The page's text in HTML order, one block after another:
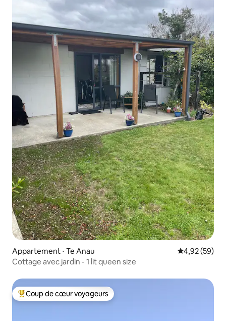
Appartement ⋅ Te Anau Évaluation
4,92 (59)
Cottage avec jardin - 1 lit queen size
Coups de cœur voyageurs les plus appréciés
Coup de cœur voyageurs